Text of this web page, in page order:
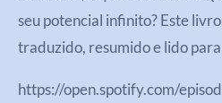
seu potencial infinito? Este
traduzido, resumido e lido
https://open.spotify.com/